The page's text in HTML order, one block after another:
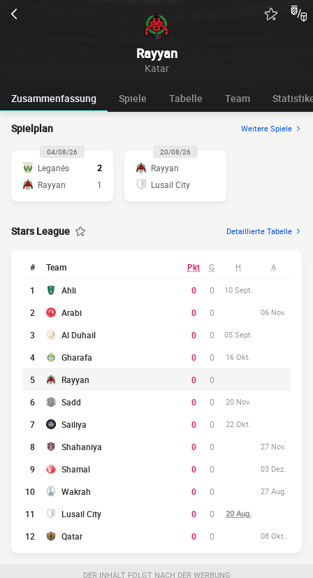
Rayyan
Katar
Zusammenfassung Spiele Tabelle Team
Spielplan Weitere Spiele
04/08/26
Leganés
2
Rayyan
1
20/08/26
Rayyan
Lusail City
Stars League Detaillierte Tabelle
# Team Pkt G H A
1 Ahli 0 0 10 Sept.
2 Arabi 0 0 06 Nov.
3 Al Duhail 0 0 05 Sept.
4 Gharafa 0 0 16 Okt.
5 Rayyan 0
0
6
Sadd 0 0 20 Nov.
7 Sailiya 0 0 22 Okt.
8 Shahaniya 0 0 27 Nov.
9 Shamal 0 0 03 Dez.
10 Wakrah 0 0 27 Aug.
11 Lusail City 0 0 20 Aug.
12 Qatar 0 0 08 Okt.
DER INHALT FOLGT NACH DER WERBUNG